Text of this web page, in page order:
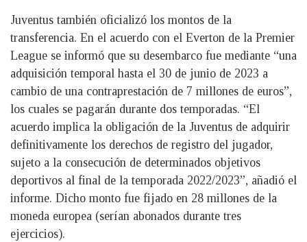
Juventus también oficializó los montos de la
transferencia. En el acuerdo con el Everton de la Premier
League se informó que su desembarco fue mediante “una
adquisición temporal hasta el 30 de junio de 2023 a
cambio de una contraprestación de 7 millones de euros”,
los cuales se pagarán durante dos temporadas. “El
acuerdo implica la obligación de la Juventus de adquirir
definitivamente los derechos de registro del jugador,
sujeto a la consecución de determinados objetivos
deportivos al final de la temporada 2022/2023”, añadió el
informe. Dicho monto fue fijado en 28 millones de la
moneda europea (serían abonados durante tres
ejercicios).